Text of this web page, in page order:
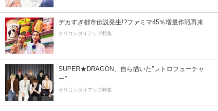
デカすぎ都市伝説発生!?ファミマ45％増量作戦再来
オリコンタイアップ特集
SUPER★DRAGON、自ら描いた”レトロフューチャ
ー”
オリコンタイアップ特集